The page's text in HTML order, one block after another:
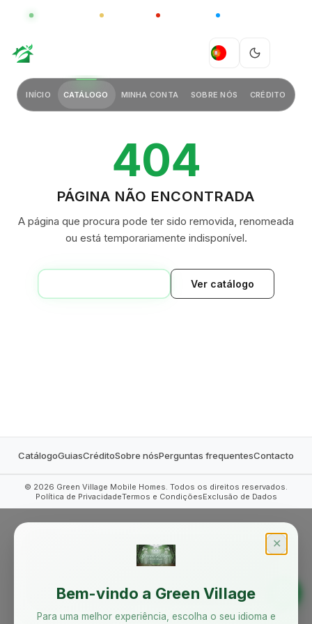
GLOBAL CHINA
PT
INÍCIO CATÁLOGO MINHA CONTA SOBRE NÓS CRÉDITO
404
PÁGINA NÃO ENCONTRADA
A página que procura pode ter sido removida, renomeada
ou está temporariamente indisponível.
Ver catálogo
CatálogoGuiasCréditoSobre nósPerguntas frequentesContacto
© 2026 Green Village Mobile Homes. Todos os direitos reservados.
Política de PrivacidadeTermos e CondiçõesExclusão de Dados
✕
Bem-vindo a Green Village
Para uma melhor experiência, escolha o seu idioma e